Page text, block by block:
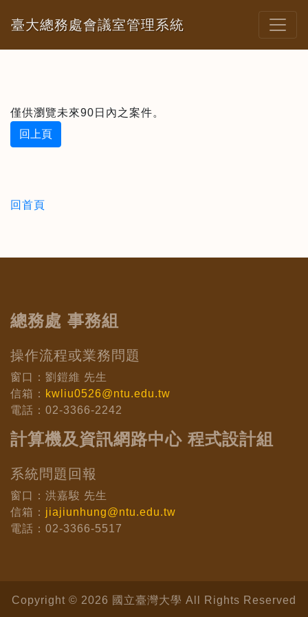
臺大總務處會議室管理系統
僅供瀏覽未來90日內之案件。
回上頁
回首頁
總務處 事務組
操作流程或業務問題
窗口：劉鎧維 先生
信箱： kwliu0526@ntu.edu.tw
電話：02-3366-2242
計算機及資訊網路中心 程式設計組
系統問題回報
窗口：洪嘉駿 先生
信箱： jiajiunhung@ntu.edu.tw
電話：02-3366-5517
Copyright © 2026 國立臺灣大學 All Rights Reserved